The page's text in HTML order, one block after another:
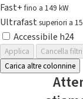
Fast+fino a 149 kW
Ultrafast superiori a
Accessibile h24
Applica
Cancella filtri
Carica altre colonnine